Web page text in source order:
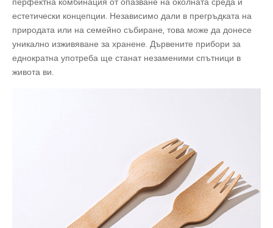
естетически концепции. Независимо дали в прегръдката на
природата или на семейно събиране, това може да донесе
уникално изживяване за хранене. Дървените прибори за
еднократна употреба ще станат незаменими спътници в
живота ви.